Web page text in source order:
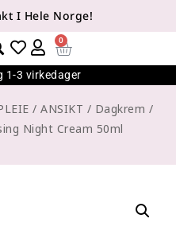
I Hele Norge!
0
1-3 virkedager
/ ANSIKT / Dagkrem /
Night Cream 50ml